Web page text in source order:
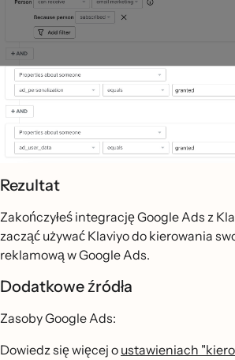
Rezultat
Zakończyłeś integrację Google Ads z
zacząć używać Klaviyo do kierowania
reklamową w Google Ads.
Dodatkowe źródła
Zasoby Google Ads:
Dowiedz się więcej o ustawieniach